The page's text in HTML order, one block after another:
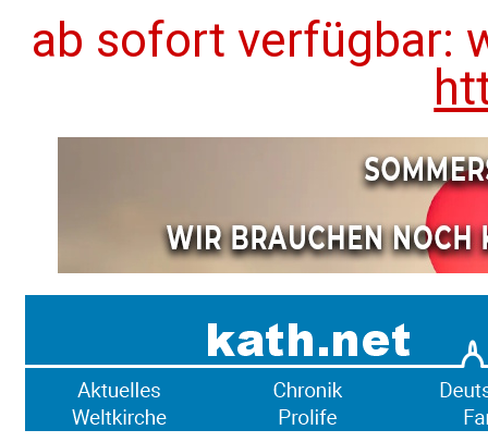
ab sofort verfügbar: